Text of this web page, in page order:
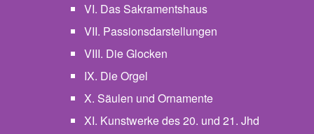
VI. Das Sakramentshaus
VII. Passionsdarstellungen
VIII. Die Glocken
IX. Die Orgel
X. Säulen und Ornamente
XI. Kunstwerke des 20. und 21. Jhd